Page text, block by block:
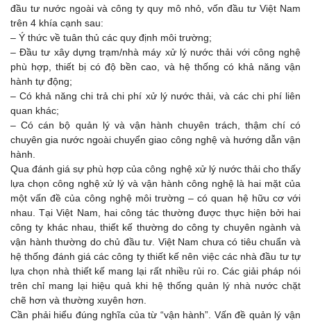
đầu tư nước ngoài và công ty quy mô nhỏ, vốn đầu tư Việt Nam
trên 4 khía cạnh sau:
– Ý thức về tuân thủ các quy định môi trường;
– Đầu tư xây dựng trạm/nhà máy xử lý nước thải với công nghệ
phù hợp, thiết bị có độ bền cao, và hệ thống có khả năng vận
hành tự động;
– Có khả năng chi trả chi phí xử lý nước thải, và các chi phí liên
quan khác;
– Có cán bộ quản lý và vận hành chuyên trách, thậm chí có
chuyên gia nước ngoài chuyển giao công nghệ và hướng dẫn vận
hành.
Qua đánh giá sự phù hợp của công nghệ xử lý nước thải cho thấy
lựa chọn công nghệ xử lý và vận hành công nghệ là hai mặt của
một vấn đề của công nghệ môi trường – có quan hệ hữu cơ với
nhau. Tại Việt Nam, hai công tác thường được thực hiện bởi hai
công ty khác nhau, thiết kế thường do công ty chuyên ngành và
vận hành thường do chủ đầu tư. Việt Nam chưa có tiêu chuẩn và
hệ thống đánh giá các công ty thiết kế nên việc các nhà đầu tư tự
lựa chọn nhà thiết kế mang lại rất nhiều rủi ro. Các giải pháp nói
trên chỉ mang lại hiệu quả khi hệ thống quản lý nhà nước chặt
chẽ hơn và thường xuyên hơn.
Cần phải hiểu đúng nghĩa của từ “vận hành”. Vấn đề quản lý vận